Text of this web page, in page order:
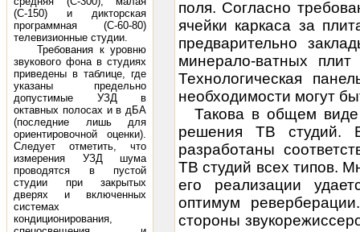
(С-150) и дикторская
программная (С-60-80)
телевизионные студии.
Требования к уровню
звукового фона в студиях
приведены в таблице, где
указаны предельно
допустимые УЗД в
октавных полосах и в дБA
(последние лишь для
ориентировочной оценки).
Следует отметить, что
измерения УЗД шума
проводятся в пустой
студии при закрытых
дверях и включенных
системах
кондиционирования,
поля. Согласно
ячейки каркаса за
предварительно
минерало-ватных
Технологическая
необходимости могут
Такова в общем виде
решения ТВ студий.
разработаны
ТВ студий всех типов.
его реализации
оптимум
стороны